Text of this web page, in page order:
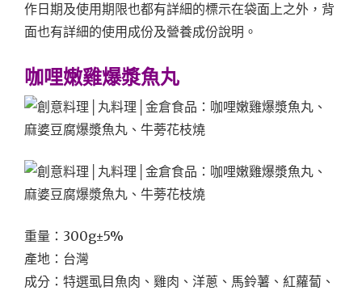
作日期及使用期限也都有詳細的標示在袋面上之外，背
面也有詳細的使用成份及營養成份說明。
咖哩嫩雞爆漿魚丸
重量：300g±5%
產地：台灣
成分：特選虱目魚肉、雞肉、洋蔥、馬鈴薯、紅蘿蔔、